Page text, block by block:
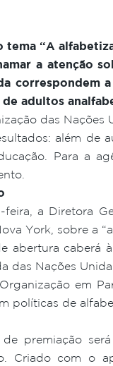
tema “A
a atenção
correspondem
adultos
das Nações
além de
Para a
feira, a Diretora
York, sobre a
abertura caberá
das Nações
em
políticas de
premiação
Criado com o